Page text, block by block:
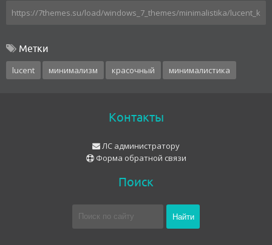
Метки
lucent минимализм красочный минималистика
Контакты
ЛС администратору
Форма обратной связи
Поиск